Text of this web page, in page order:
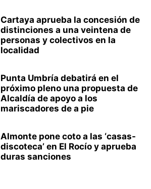
Cartaya aprueba la concesión de
distinciones a una veintena de
personas y colectivos en la
localidad
Punta Umbría debatirá en el
próximo pleno una propuesta de
Alcaldía de apoyo a los
mariscadores de a pie
Almonte pone coto a las ‘casas-
discoteca’ en El Rocío y aprueba
duras sanciones